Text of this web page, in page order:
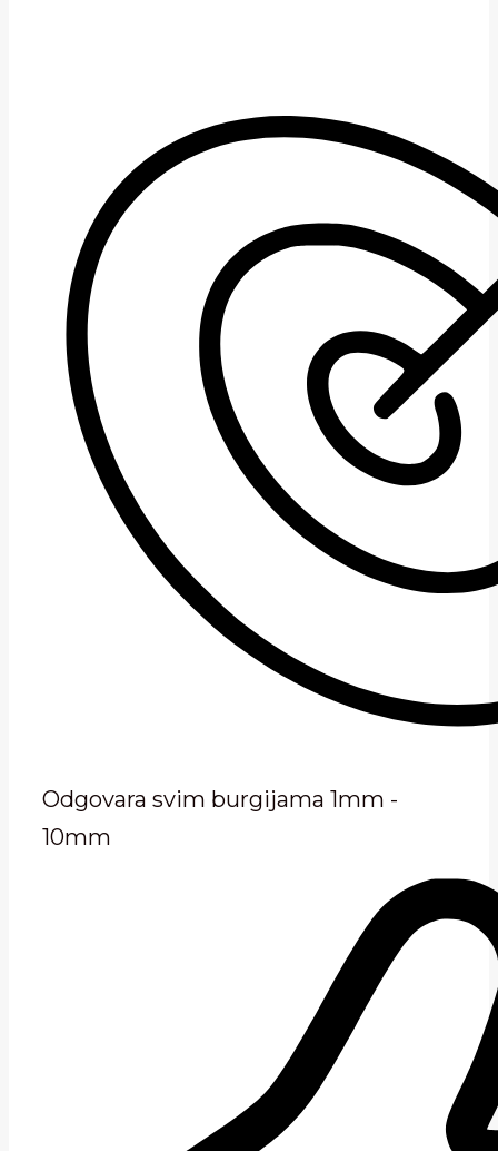
Odgovara svim burgijama 1mm -
10mm